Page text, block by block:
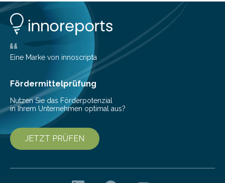
Insektenblume. Das Bundesministerium für Forschung,
Technologie und Raumfahrt (BMFTR) fördert das
Projekt im Rahmen der Nationalen
Bioökonomiestrategie mit rund 2,7 Millionen Euro.
Pestizide sind äußerst wichtig, um die globale
Ernährung zu sichern. Ohne sie besteht die weltweite
Gefahr erheblicher…
Eine Marke von innoscripta
Fördermittelprüfung
Nutzen Sie das Förderpotenzial
in Ihrem Unternehmen optimal aus?
JETZT PRÜFEN